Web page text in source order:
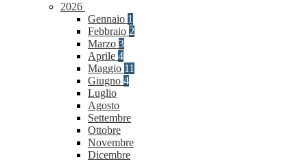
2026
Gennaio 1
Febbraio 2
Marzo 3
Aprile 4
Maggio 11
Giugno 4
Luglio
Agosto
Settembre
Ottobre
Novembre
Dicembre